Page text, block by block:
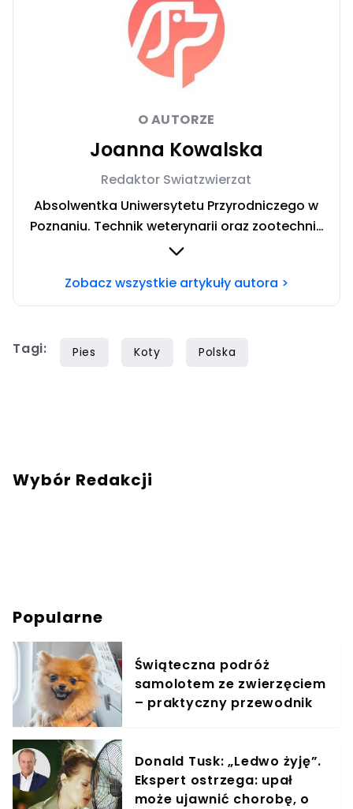
O AUTORZE
Joanna Kowalska
Redaktor Swiatzwierzat
Absolwentka Uniwersytetu Przyrodniczego w
Poznaniu. Technik weterynarii oraz zootechnik
ze specjalizacją żywienia zwierząt
aranżowania akwariów i nurkowania. Chcesz
Zobacz wszystkie artykuły autora >
Tagi: Pies Koty Polska
Wybór Redakcji
Popularne
Świąteczna podróż
samolotem ze zwierzęciem
– praktyczny przewodnik
Donald Tusk: „Ledwo żyję”.
Ekspert ostrzega: upał
może ujawnić chorobę, o